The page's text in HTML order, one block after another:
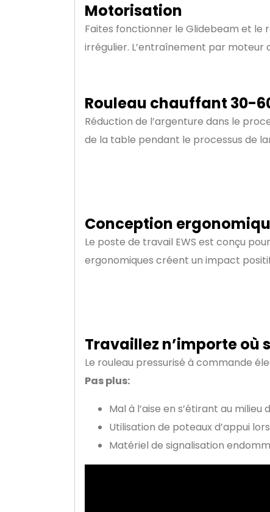
Motorisation
Faites fonctionner le Glidebeam et le
irrégulier. L’entraînement par moteur
Rouleau chauffant 30-
Réduction de l’argenture dans le
de la table pendant le processus de
Conception
Le poste de travail EWS est conçu
ergonomiques créent un impact
Travaillez n’importe où
Le rouleau pressurisé à commande
Pas plus:
Mal à l’aise en s’étirant au milieu
Utilisation de poteaux d’appui
Matériel de signalisation